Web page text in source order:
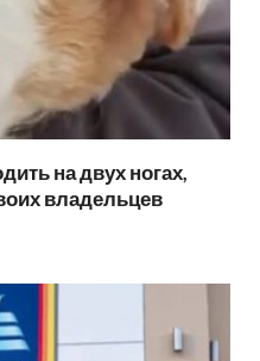
на двух ногах,
владельцев